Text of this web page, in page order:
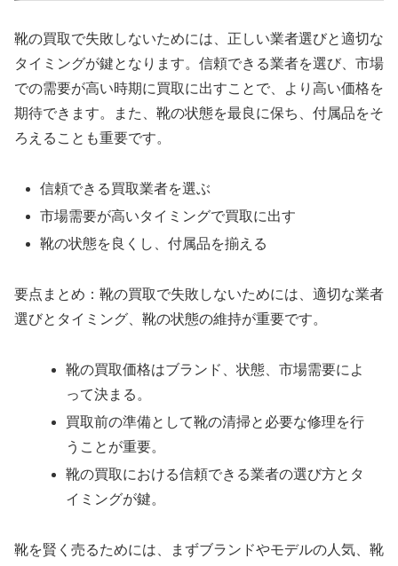
靴の買取で失敗しないためには、正しい業者選びと適切な
タイミングが鍵となります。信頼できる業者を選び、市場
での需要が高い時期に買取に出すことで、より高い価格を
期待できます。また、靴の状態を最良に保ち、付属品をそ
ろえることも重要です。
信頼できる買取業者を選ぶ
市場需要が高いタイミングで買取に出す
靴の状態を良くし、付属品を揃える
要点まとめ：靴の買取で失敗しないためには、適切な業者
選びとタイミング、靴の状態の維持が重要です。
靴の買取価格はブランド、状態、市場需要によ
って決まる。
買取前の準備として靴の清掃と必要な修理を行
うことが重要。
靴の買取における信頼できる業者の選び方とタ
イミングが鍵。
靴を賢く売るためには、まずブランドやモデルの人気、靴